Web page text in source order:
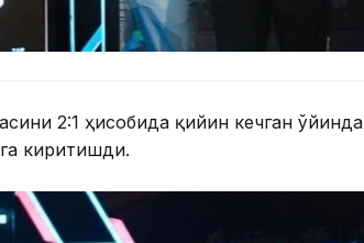
2:1 ҳисобида қийин кечган ўйинда
киритишди.